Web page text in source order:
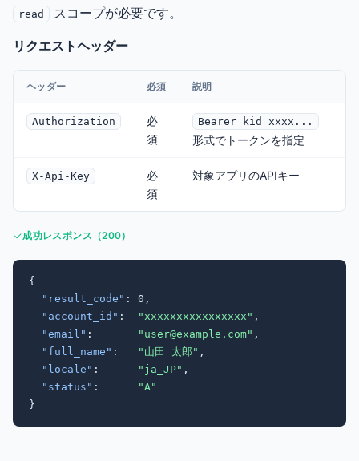
read スコープが必要です。
リクエストヘッダー
ヘッダー 必須 説明
Authorization
必
須
Bearer kid_xxxx...
形式でトークンを指定
X-Api-Key
必
須
対象アプリのAPIキー
成功レスポンス（200）
{
"result_code" : 0,
"account_id" : "xxxxxxxxxxxxxxxx" ,
"email" : "user@example.com" ,
"full_name" : "山田 太郎" ,
"locale" : "ja_JP" ,
"status" :
"A"
}